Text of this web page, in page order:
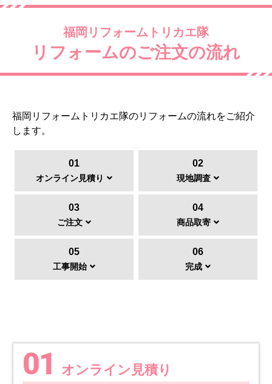
福岡リフォームトリカエ隊
リフォームのご注文の流れ
福岡リフォームトリカエ隊のリフォームの流れをご紹介
します。
01
オンライン見積り
02
現地調査
03
ご注文
04
商品取寄
05
工事開始
06
完成
01 オンライン見積り